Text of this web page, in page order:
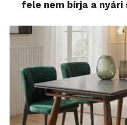
fele nem bírja a